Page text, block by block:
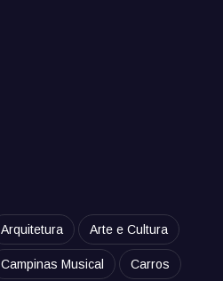
Arquitetura Arte e Cultura
Campinas Musical Carros